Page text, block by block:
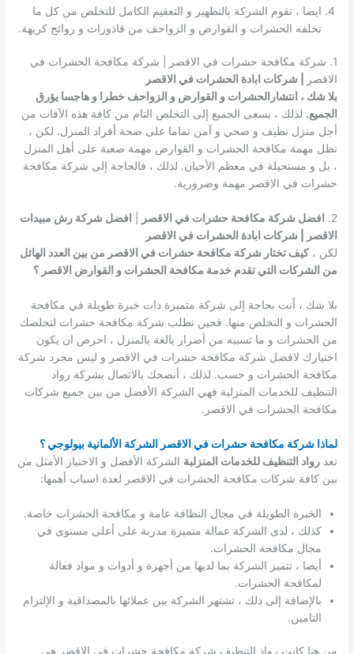
ايضا ، تقوم الشركة بالتطهير و التعقيم الكامل للتخلص من كل ما
تخلفه الحشرات و القوارض و الزواحف من قاذورات و روائح كريهة.
1. شركة مكافحة حشرات في الاقصر | شركة مكافحة الحشرات في
الاقصر
| شركات ابادة الحشرات في الاقصر
بلا شك ، انتشارالحشرات و القوارض و الزواحف خطرا و هاجسا يؤرق
الجميع. لذلك ، يسعى الجميع إلى التخلص التام من كافة هذه الآفات من
أجل منزل نظيف و صحي و آمن تماما على صحة أفراد المنزل. لكن ،
تظل مهمة مكافحة الحشرات و القوارض مهمة صعبة على أهل المنزل
، بل و مستحيلة في معظم الأحيان. لذلك ، فالحاجة إلى شركة مكافحة
حشرات في الاقصر مهمة وضرورية.
2. افضل شركة مكافحة حشرات في الاقصر
افضل شركة رش مبيدات
الاقصر | شركات ابادة الحشرات في الاقصر
لكن ،كيف تختار شركة مكافحة حشرات في الاقصر من بين العدد الهائل
من الشركات التي تقدم خدمة مكافحة الحشرات و القوارض الاقصر ؟
بلا شك ، أنت بحاجة إلى شركة متميزة ذات خبرة طويلة في مكافحة
الحشرات و التخلص منها. فحين تطلب شركة مكافحة حشرات لتخلصك
من الحشرات و ما تسببه من أضرار بالغة بالمنزل ، احرص ان يكون
اختيارك لافضل شركة مكافحة حشرات في الاقصر و ليس مجرد شركة
مكافحة الحشرات و حسب. لذلك ، أنصحك بالاتصال بشركة رواد
التنظيف للخدمات المنزلية فهي الشركة الأفضل من بين جميع شركات
مكافحة الحشرات في الاقصر.
لماذا شركة مكافحة حشرات في الاقصر الشركة الألمانية بيولوجي ؟
تعدرواد التنظيف للخدمات المنزلبة الشركة الأفضل و الاختيار الأمثل من
بين كافة شركات مكافحة الحشرات في الاقصر لعدة اسباب أهمها:
الخبرة الطويلة في مجال النظافة عامة و مكافحة الحشرات خاصة.
كذلك ، لدى الشركة عمالة متميزة مدربة على أعلى مستوى في
مجال مكافحة الحشرات.
أيضا ، تتميز الشركة بما لديها من أجهزة و أدوات و مواد فعالة
لمكافحة الحشرات.
بالإضافة إلى ذلك ، تشتهر الشركة بين عملائها بالمصداقية و الإلتزام
التامين.
من هنا كانت رواد التنظيف شركة مكافحة حشرات في الاقصر هي